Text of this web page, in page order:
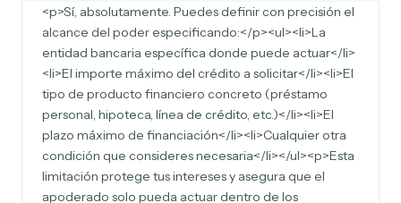
<p>Sí, absolutamente. Puedes definir con precisión el
alcance del poder especificando:</p><ul><li>La
entidad bancaria específica donde puede actuar</li>
<li>El importe máximo del crédito a solicitar</li><li>El
tipo de producto financiero concreto (préstamo
personal, hipoteca, línea de crédito, etc.)</li><li>El
plazo máximo de financiación</li><li>Cualquier otra
condición que consideres necesaria</li></ul><p>Esta
limitación protege tus intereses y asegura que el
apoderado solo pueda actuar dentro de los